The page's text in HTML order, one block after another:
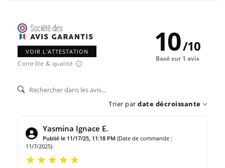
VOIR L'ATTESTATION
Contrôle & qualité
10/10
Basé sur 1 avis
Trier par date décroissante
Yasmina Ignace E.
Publié le 11/17/25, 11:18 PM (Date de commande :
11/7/2025)